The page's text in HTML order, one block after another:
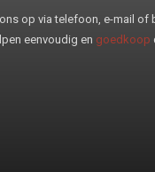
op via telefoon, e-mail of
eenvoudig en goedkoop